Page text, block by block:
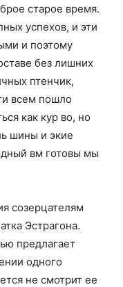
старое время.
успехов, и эти
и поэтому
без лишних
птенчик,
всем пошло
как кур во, но
шины и экие
вм готовы мы
созерцателям
Эстрагона.
предлагает
одного
не смотрит ее